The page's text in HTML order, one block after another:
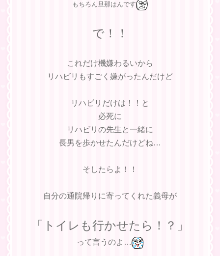
もちろん旦那はんです
で！！
これだけ機嫌わるいから
リハビリもすごく嫌がったんだけど
リハビリだけは！！と
必死に
リハビリの先生と一緒に
長男を歩かせたんだけどね…
そしたらよ！！
自分の通院帰りに寄ってくれた義母が
「トイレも行かせたら！？」
って言うのよ…